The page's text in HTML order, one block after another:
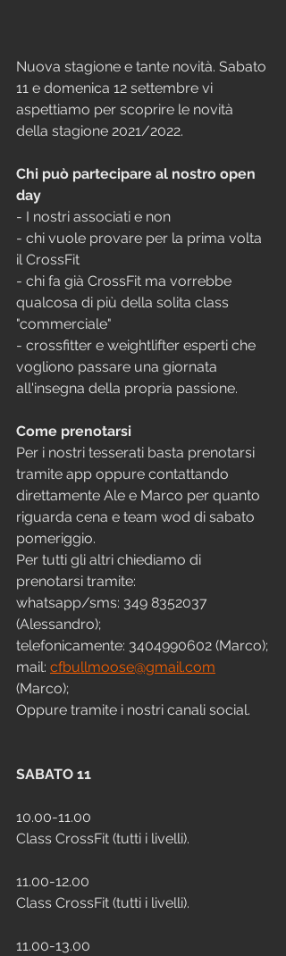
Nuova stagione e tante novità. Sabato
11 e domenica 12 settembre vi
aspettiamo per scoprire le novità
della stagione 2021/2022.
Chi può partecipare al nostro open
day
- I nostri associati e non
- chi vuole provare per la prima volta
il CrossFit
- chi fa già CrossFit ma vorrebbe
qualcosa di più della solita class
"commerciale"
- crossfitter e weightlifter esperti che
vogliono passare una giornata
all'insegna della propria passione.
Come prenotarsi
Per i nostri tesserati basta prenotarsi
tramite app oppure contattando
direttamente Ale e Marco per quanto
riguarda cena e team wod di sabato
pomeriggio.
Per tutti gli altri chiediamo di
prenotarsi tramite:
whatsapp/sms: 349 8352037
(Alessandro);
telefonicamente: 3404990602 (Marco);
mail: cfbullmoose@gmail.com
(Marco);
Oppure tramite i nostri canali social.
SABATO 11
10.00-11.00
Class CrossFit (tutti i livelli).
11.00-12.00
Class CrossFit (tutti i livelli).
11.00-13.00